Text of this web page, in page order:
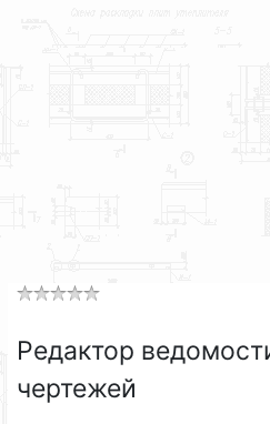
Редактор
чертежей